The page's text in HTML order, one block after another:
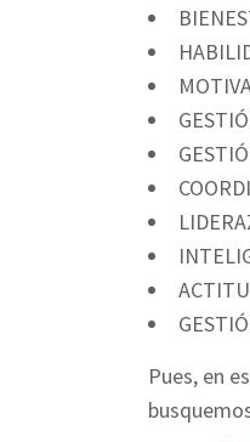
Pues, en